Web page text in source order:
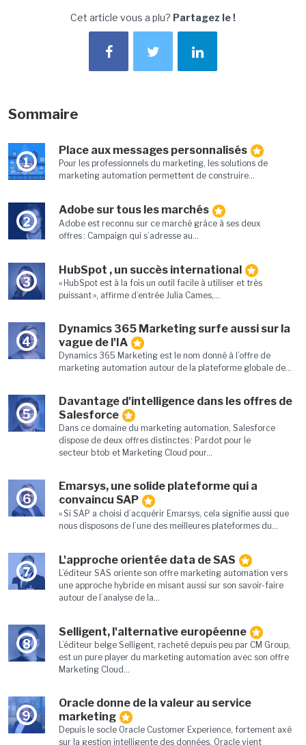
Cet article vous a plu? Partagez le !
Sommaire
1
Place aux messages personnalisés
Pour les professionnels du marketing, les solutions de
marketing automation permettent de construire...
2
Adobe sur tous les marchés
Adobe est reconnu sur ce marché grâce à ses deux
offres : Campaign qui s’adresse au...
3
HubSpot , un succès international
« HubSpot est à la fois un outil facile à utiliser et très
puissant », affirme d’entrée Julia Cames,...
4
Dynamics 365 Marketing surfe aussi sur la
vague de l'IA
Dynamics 365 Marketing est le nom donné à l’offre de
marketing automation autour de la plateforme globale de...
5
Davantage d'intelligence dans les offres de
Salesforce
Dans ce domaine du marketing automation, Salesforce
dispose de deux offres distinctes : Pardot pour le
secteur btob et Marketing Cloud pour...
6
Emarsys, une solide plateforme qui a
convaincu SAP
« Si SAP a choisi d’acquérir Emarsys, cela signifie aussi que
nous disposons de l’une des meilleures plateformes du...
7
L'approche orientée data de SAS
L’éditeur SAS oriente son offre marketing automation vers
une approche hybride en misant aussi sur son savoir-faire
autour de l’analyse de la...
8
Selligent, l'alternative européenne
L’éditeur belge Selligent, racheté depuis peu par CM Group,
est un pure player du marketing automation avec son offre
Marketing Cloud...
9
Oracle donne de la valeur au service
marketing
Depuis le socle Oracle Customer Experience, fortement axé
sur la gestion intelligente des données, Oracle vient